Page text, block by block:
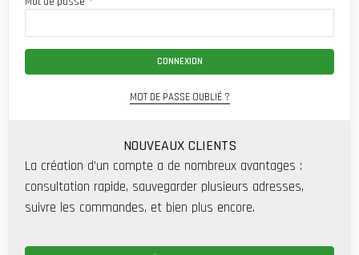
CONNEXION
MOT DE PASSE OUBLIÉ ?
NOUVEAUX CLIENTS
La création d’un compte a de nombreux avantages :
consultation rapide, sauvegarder plusieurs adresses,
suivre les commandes, et bien plus encore.